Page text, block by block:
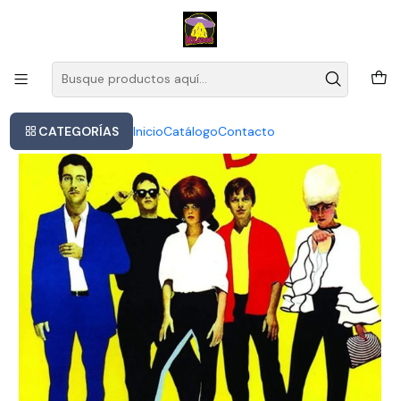
CATEGORÍAS InicioCatálogoContacto
Este es el texto del slide